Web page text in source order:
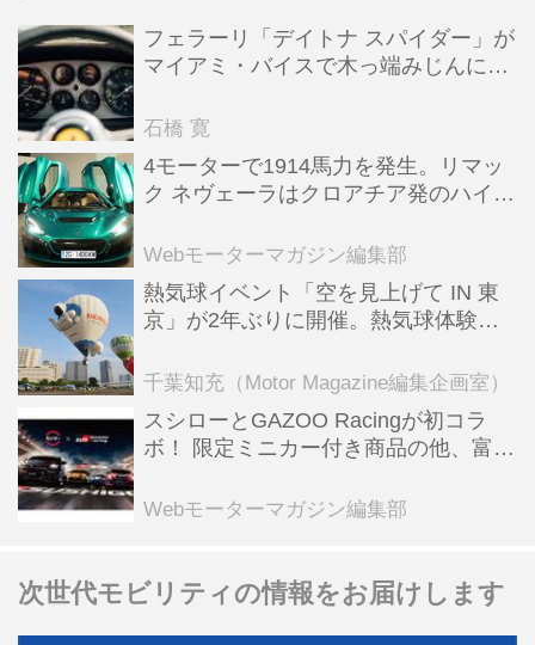
フェラーリ「デイトナ スパイダー」が
マイアミ・バイスで木っ端みじんにな
石橋 寛
4モーターで1914馬力を発生。リマッ
ク ネヴェーラはクロアチア発のハイパ
全版／115】
Webモーターマガジン編集部
熱気球イベント「空を見上げて IN 東
京」が2年ぶりに開催。熱気球体験搭
ンテンツも
千葉知充（Motor Magazine編集企画室）
スシローとGAZOO Racingが初コラ
ボ！ 限定ミニカー付き商品の他、富士
る抽選企画などを展開
Webモーターマガジン編集部
次世代モビリティの情報をお届けします